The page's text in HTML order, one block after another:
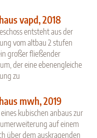
vapd, 2018
entsteht aus der
vom altbau 2 stufen
großer fließender
der eine ebenengleiche
zu
mwh, 2019
kubischen anbaus zur
auf einem
über dem auskragenden